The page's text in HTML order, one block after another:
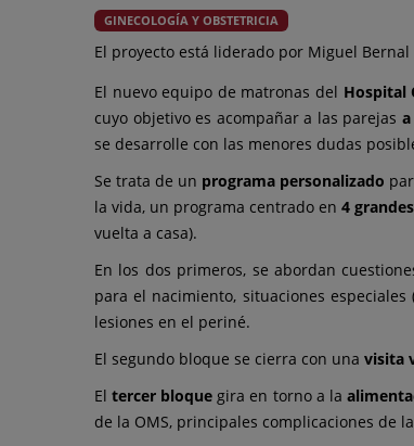
GINECOLOGÍA Y OBSTETRICIA
El proyecto está liderado por Miguel
El nuevo equipo de matronas del Hospital
cuyo objetivo es acompañar a las parejas
se desarrolle con las menores dudas
Se trata de un programa personalizado
la vida, un programa centrado en 4
vuelta a casa).
En los dos primeros, se abordan
para el nacimiento, situaciones
lesiones en el periné.
El segundo bloque se cierra con una visita
Eltercer bloque gira en torno a la
de la OMS, principales complicaciones de